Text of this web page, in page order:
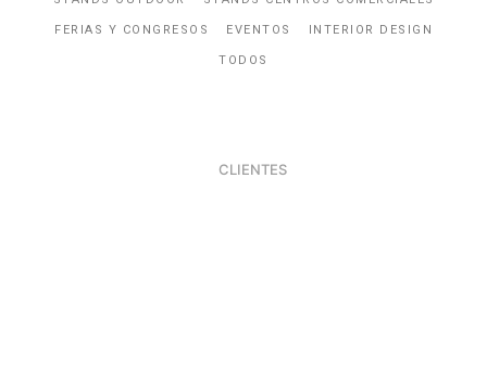
FERIAS Y CONGRESOS EVENTOS INTERIOR DESIGN
TODOS
CLIENTES